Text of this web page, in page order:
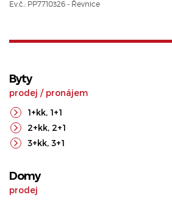
Ev.č.: PP7710326 - Řevnice
Byty
prodej / pronájem
1+kk, 1+1
2+kk, 2+1
3+kk, 3+1
Domy
prodej